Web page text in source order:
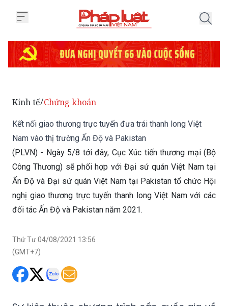
Kết nối giao thương trực tuyến đưa trái thanh long Việt
(PLVN) - Ngày 5/8 tới đây, Cục Xúc tiến thương mại (Bộ
Công Thương) sẽ phối hợp với Đại sứ quán Việt Nam tại
Ấn Độ và Đại sứ quán Việt Nam tại Pakistan tổ chức Hội
nghị giao thương trực tuyến thanh long Việt Nam với các
đối tác Ấn Độ và Pakistan năm 2021.
Thứ Tư 04/08/2021 13:56
Sự kiện thuộc chương trình cấp quốc gia về